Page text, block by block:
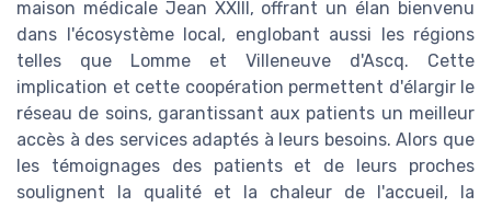
maison médicale Jean XXIII, offrant un élan bienvenu
dans l'écosystème local, englobant aussi les régions
telles que Lomme et Villeneuve d'Ascq. Cette
implication et cette coopération permettent d'élargir le
réseau de soins, garantissant aux patients un meilleur
accès à des services adaptés à leurs besoins. Alors que
les témoignages des patients et de leurs proches
soulignent la qualité et la chaleur de l'accueil, la